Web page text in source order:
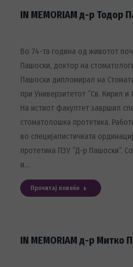
IN MEMORIAM д-р Тодор
Во 74-та година од животот
Пашоски, доктор на
Пашоски дипломирал на
при Универзитетот “Св. Кирил и
На истиот факултет завршил
стоматолошка протетика.
во специјалистичката
протетика ПЗУ “Д-р Пашоски“.
и…
Прочитај повеќе
IN MEMORIAM д-р Митко